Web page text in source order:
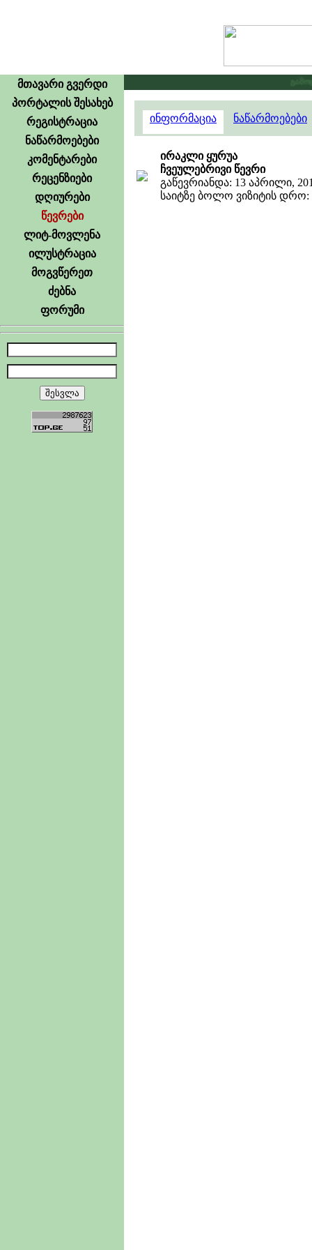
მთავარი გვერდი
პორტალის შესახებ
რეგისტრაცია
ნაწარმოებები
კომენტარები
რეცენზიები
დღიურები
წევრები
ლიტ-მოვლენა
ილუსტრაცია
მოგვწერეთ
ძებნა
ფორუმი
ინფორმაცია ნაწარმოებები
ირაკლი ყურუა
ჩვეულებრივი წევრი
გაწევრიანდა: 13 აპრილი,
საიტზე ბოლო ვიზიტის დრო: